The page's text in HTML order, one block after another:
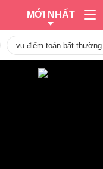
MỚI NHẤT
vụ điểm toán bất